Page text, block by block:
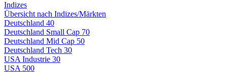
Indizes
Übersicht nach Indizes/Märkten
Deutschland 40
Deutschland Small Cap 70
Deutschland Mid Cap 50
Deutschland Tech 30
USA Industrie 30
USA 500